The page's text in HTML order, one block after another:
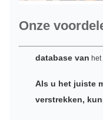
Onze
database van het
Als u het juiste
verstrekken,